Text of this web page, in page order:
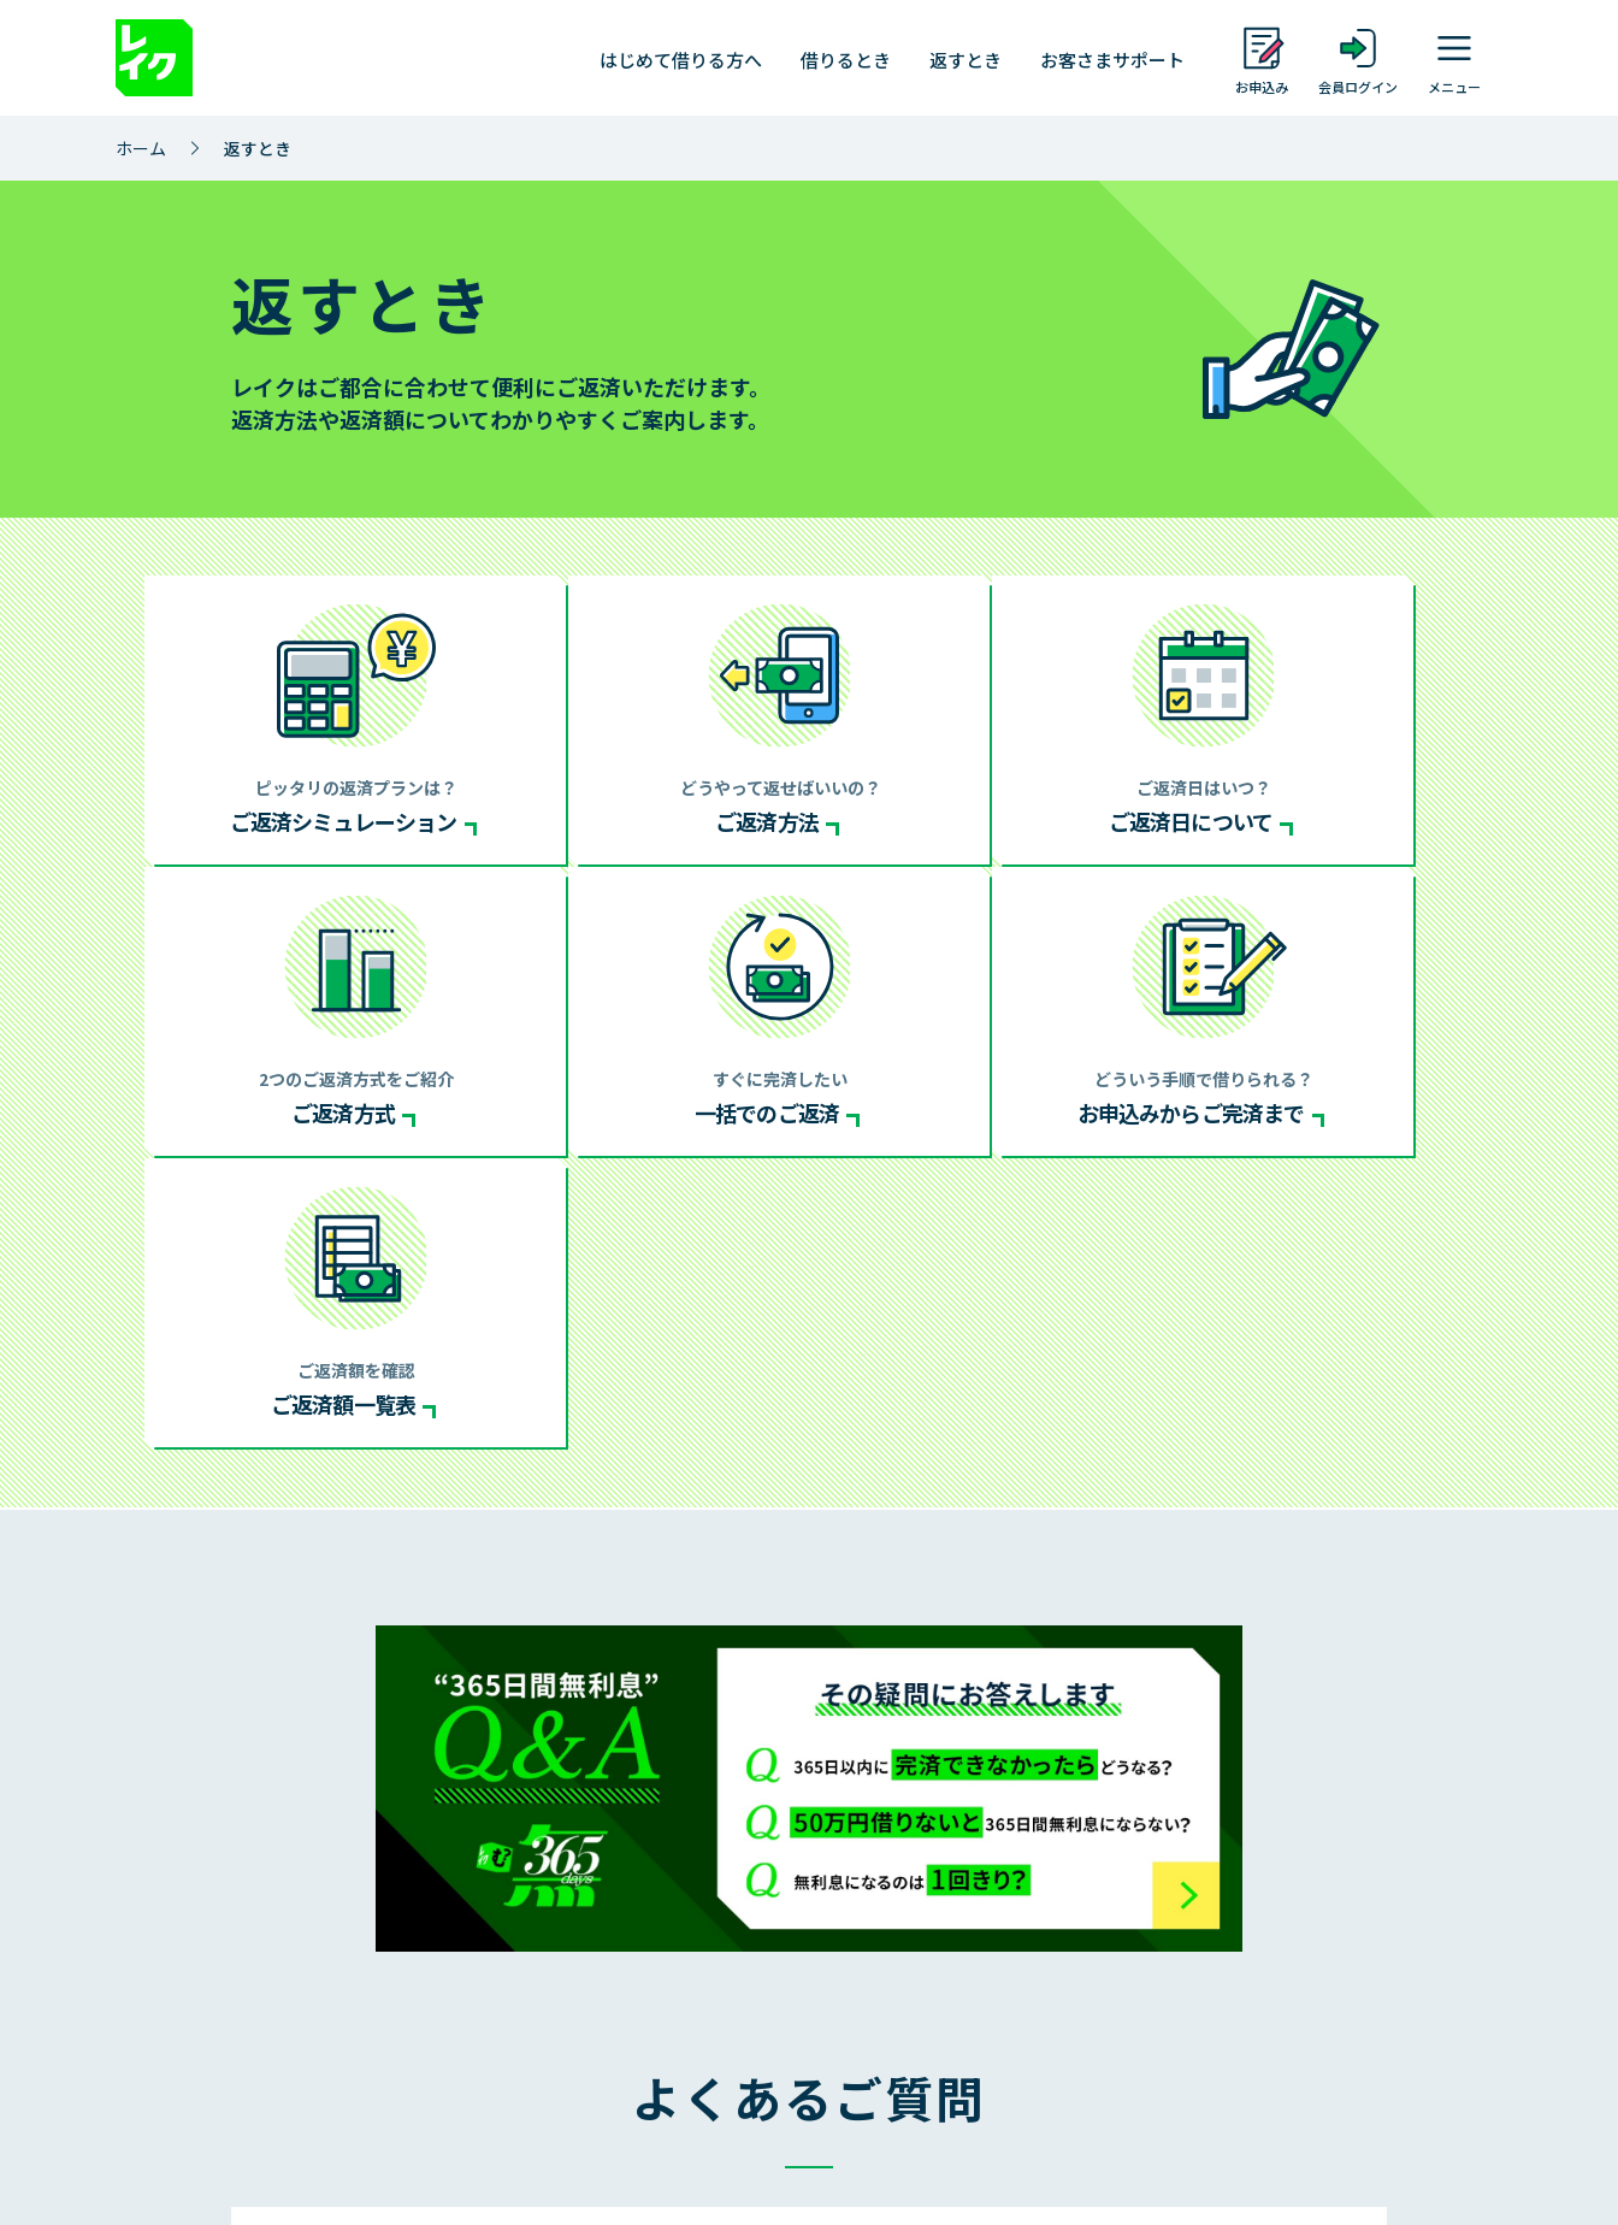
はじめて借りる方へ 借りるとき 返すとき お客さまサポート
お申込み 会員ログイン メニュー
サイト内を検索 検索
借りるとき
お急ぎのお客さまへ
レイクのWeb完結
365日間無利息
お借入れの利息（適用利率と計算方
法）
お申込み
お申込みからお借入れまで
お申込み・ご契約方法
お申込み・ご契約に必要な書類
商品
その他商品のご案内（特定商品）
返すとき
完済（一括でのご返済）
ご返済日について
ご返済額一覧表
過去にご利用のあったお客さま
利用明細書の見方
はじめて借りる方
よくあるご質問
チャットサービスのご紹介
災害にあわれたお客さまへ
レイクについて
お客さまからいただいた「不安」や「お
叱り」
お客さまの気持ちをカタチに
レイクアプリ
Payチャージ・Pay払い
レイクのメディア・コンテンツ
あなたをサポートする「50の事実」
個人情報の取扱いについて
プライバシーステートメント（個人情報
保護宣言）
お客さまの個人情報の取扱いについて
新生フィナンシャルのセキュリティ対策
個人情報に関するお問合せ
個人情報開示等手続き方法
取引履歴開示の方針
SBI新生銀行グループにおける個人デー
タの共同利用について
匿名加工情報の取扱いについて
審査状況のご確認 メンテナンス情報 レイマルアイランド おしえて！レイク 企業情報 推奨環境 サイトマップ
今すぐお申込み 1秒診断 お申込み中のお客さま： 審査状況のご確認
ホーム 返すとき
返すとき
レイクはご都合に合わせて便利にご返済いただけます。
返済方法や返済額についてわかりやすく ご案内します。
ピッタリの返済プランは？
ご返済シミュレーション
どうやって返せばいいの？
ご返済方法
ご返済日はいつ？
ご返済日について
2つのご返済方式をご紹介
ご返済方式
すぐに完済したい
一括でのご返済
どういう手順で借りられる？
お申込みからご完済まで
ご返済額を確認
ご返済額一覧表
よくあるご質問